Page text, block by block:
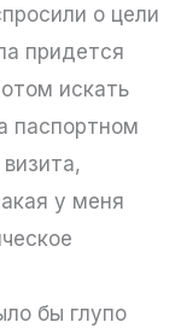
о цели
придется
искать
паспортном
у меня
бы глупо